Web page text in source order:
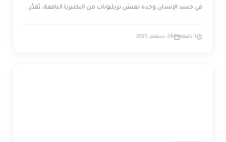
في جسد الإنسان وحده تعيش تريليونات من البكتيريا النافعة، يُقدَّر…
28 سبتمبر 2025